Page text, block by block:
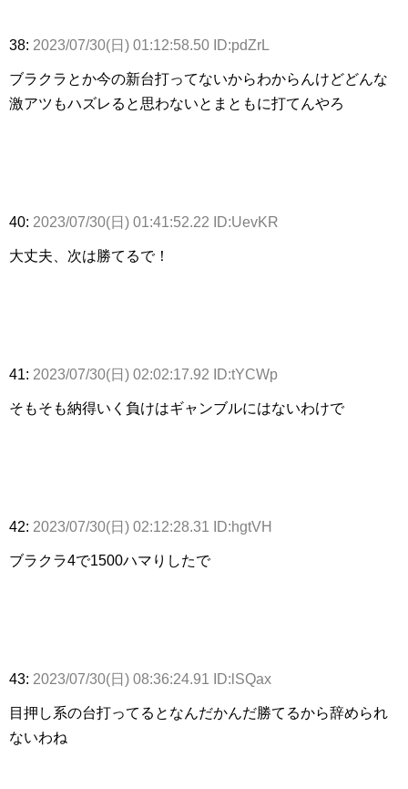
38: 2023/07/30(日) 01:12:58.50 ID:pdZrL
ブラクラとか今の新台打ってないからわからんけどどんな
激アツもハズレると思わないとまともに打てんやろ
40: 2023/07/30(日) 01:41:52.22 ID:UevKR
大丈夫、次は勝てるで！
41: 2023/07/30(日) 02:02:17.92 ID:tYCWp
そもそも納得いく負けはギャンブルにはないわけで
42: 2023/07/30(日) 02:12:28.31 ID:hgtVH
ブラクラ4で1500ハマりしたで
43: 2023/07/30(日) 08:36:24.91 ID:lSQax
目押し系の台打ってるとなんだかんだ勝てるから辞められ
ないわね